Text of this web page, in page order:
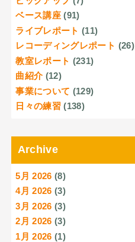
ベース講座 (91)
ライブレポート (11)
レコーディングレポート (26)
教室レポート (231)
曲紹介 (12)
事業について (129)
日々の練習 (138)
Archive
5月 2026 (8)
4月 2026 (3)
3月 2026 (3)
2月 2026 (3)
1月 2026 (1)